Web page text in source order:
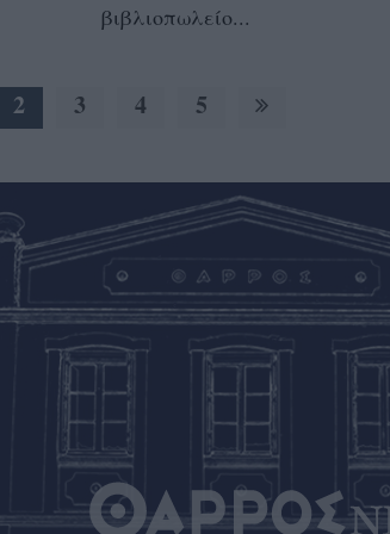
βιβλιοπωλείο...
2 3 4 5